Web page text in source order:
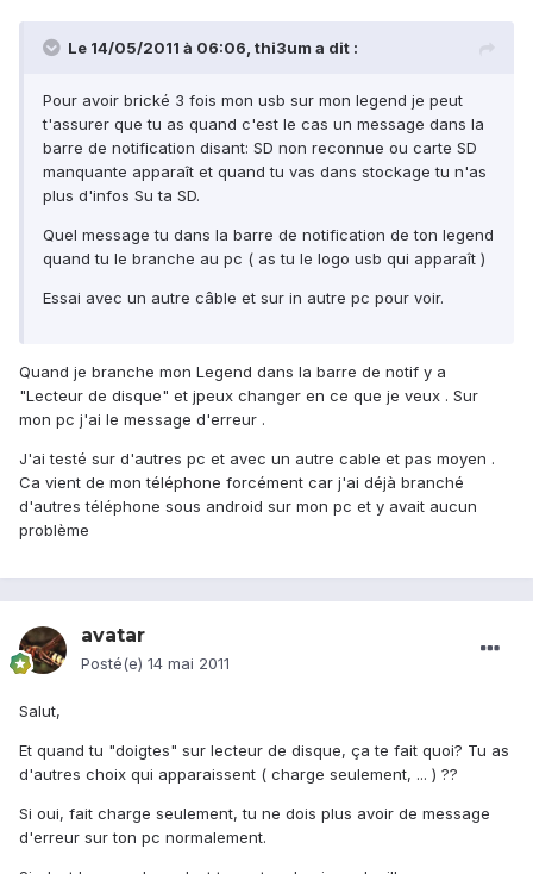
Le 14/05/2011 à 06:06, thi3um a dit :
Pour avoir brické 3 fois mon usb sur mon legend je peut
t'assurer que tu as quand c'est le cas un message dans la
barre de notification disant: SD non reconnue ou carte SD
manquante apparaît et quand tu vas dans stockage tu n'as
plus d'infos Su ta SD.
Quel message tu dans la barre de notification de ton legend
quand tu le branche au pc ( as tu le logo usb qui apparaît )
Essai avec un autre câble et sur in autre pc pour voir.
Quand je branche mon Legend dans la barre de notif y a
"Lecteur de disque" et jpeux changer en ce que je veux . Sur
mon pc j'ai le message d'erreur .
J'ai testé sur d'autres pc et avec un autre cable et pas moyen .
Ca vient de mon téléphone forcément car j'ai déjà branché
d'autres téléphone sous android sur mon pc et y avait aucun
problème
avatar
Posté(e) 14 mai 2011
Salut,
Et quand tu "doigtes" sur lecteur de disque, ça te fait quoi? Tu as
d'autres choix qui apparaissent ( charge seulement, ... ) ??
Si oui, fait charge seulement, tu ne dois plus avoir de message
d'erreur sur ton pc normalement.